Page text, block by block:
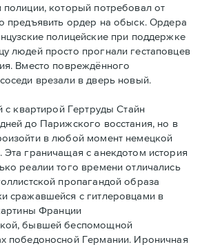
полиции, который потребовал от
предъявить ордер на обыск. Ордера
полицейские при поддержке
людей просто прогнали гестаповцев
Вместо повреждённого
врезали в дверь новый.
квартирой Гертруды Стайн
до Парижского восстания, но в
в любой момент немецкой
граничащая с анекдотом история
реалии того времени отличались
пропагандой образа
сражавшейся с гитлеровцами в
Франции
бывшей беспомощной
победоносной Германии. Ироничная